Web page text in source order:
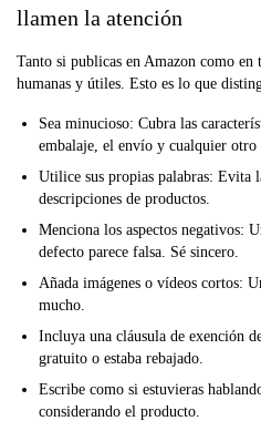
llamen la atención
Tanto si publicas en Amazon como en
humanas y útiles. Esto es lo que
Sea minucioso: Cubra las
embalaje, el envío y cualquier otro
Utilice sus propias palabras: Evita
descripciones de productos.
Menciona los aspectos negativos:
defecto parece falsa. Sé sincero.
Añada imágenes o vídeos cortos:
mucho.
Incluya una cláusula de exención
gratuito o estaba rebajado.
Escribe como si estuvieras
considerando el producto.